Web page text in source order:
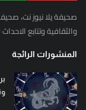
صحيفة يلا نيوز نت،
والثقافية وتتابع
المنشورات الرائجة